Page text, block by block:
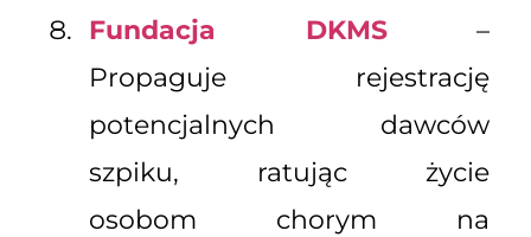
Fundacja DKMS–
Propaguje rejestrację
potencjalnych dawców
szpiku, ratując życie
osobom chorym na